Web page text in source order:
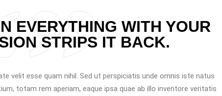
EVERYTHING WITH YOUR
STRIPS IT BACK.
velit esse quam nihil. Sed ut perspiciatis unde omnis iste natus
totam rem aperiam, eaque ipsa quae ab illo inventore veritatis